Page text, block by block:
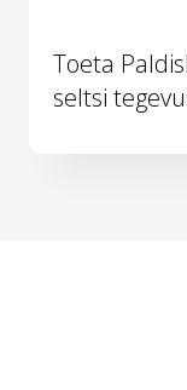
Toeta
seltsi